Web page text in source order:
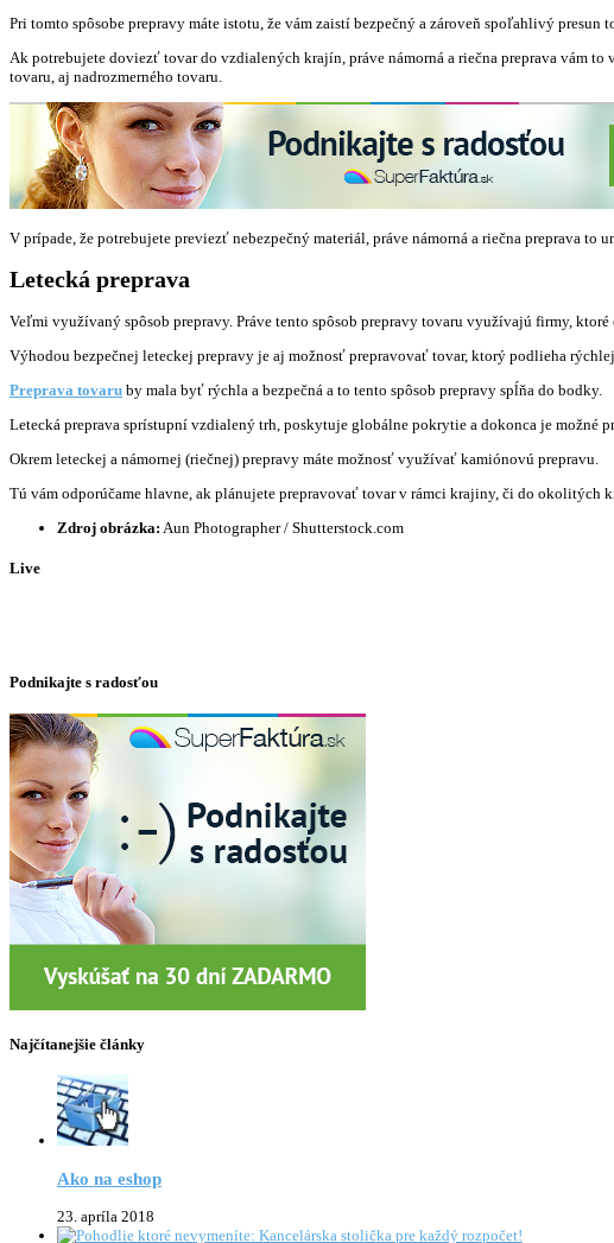
Pri tomto spôsobe prepravy máte istotu, že vám zaistí bezpečný a zároveň spoľahlivý presun
Ak potrebujete doviezť tovar do vzdialených krajín, práve námorná a riečna preprava vám
tovaru, aj nadrozmerného tovaru.
V prípade, že potrebujete previezť nebezpečný materiál, práve námorná a riečna preprava
Letecká preprava
Veľmi využívaný spôsob prepravy. Práve tento spôsob prepravy tovaru využívajú firmy,
Výhodou bezpečnej leteckej prepravy je aj možnosť prepravovať tovar, ktorý podlieha
Preprava tovaru by mala byť rýchla a bezpečná a to tento spôsob prepravy spĺňa do bodky.
Letecká preprava sprístupní vzdialený trh, poskytuje globálne pokrytie a dokonca je možné
Okrem leteckej a námornej (riečnej) prepravy máte možnosť využívať kamiónovú prepravu.
Tú vám odporúčame hlavne, ak plánujete prepravovať tovar v rámci krajiny, či do okolitých
Zdroj obrázka: Aun Photographer / Shutterstock.com
Live
Podnikajte s radosťou
Najčítanejšie články
Ako na eshop
23. apríla 2018